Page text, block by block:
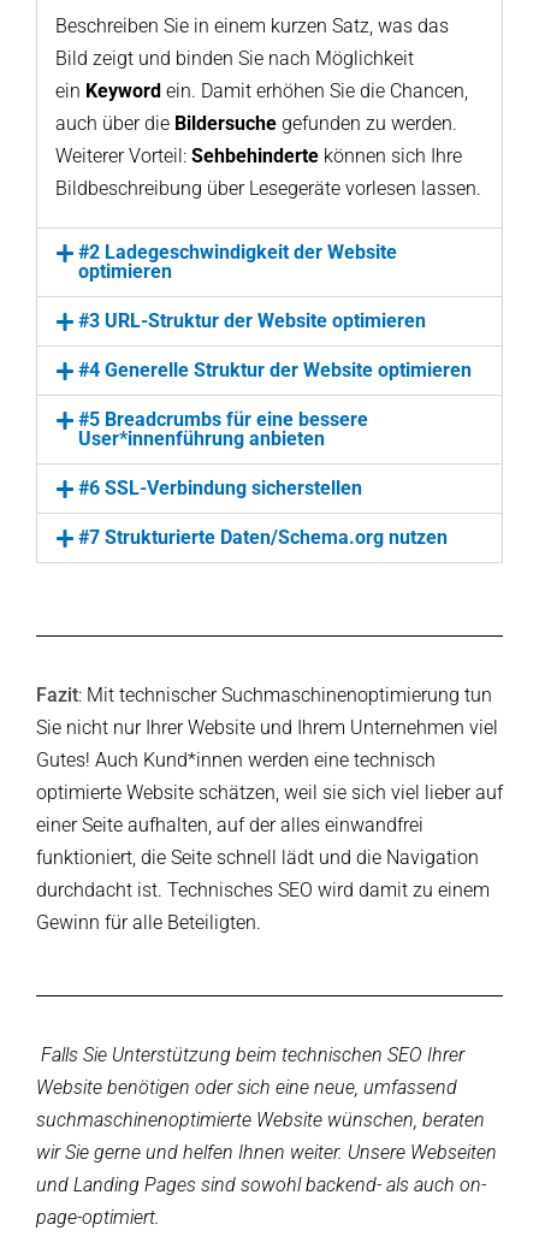
Beschreiben Sie in einem kurzen Satz, was das
Bild zeigt und binden Sie nach Möglichkeit
ein Keyword ein. Damit erhöhen Sie die Chancen,
auch über die Bildersuche gefunden zu werden.
Weiterer Vorteil: Sehbehinderte können sich Ihre
Bildbeschreibung über Lesegeräte vorlesen lassen.
#2 Ladegeschwindigkeit der Website
optimieren
#3 URL-Struktur der Website optimieren
#4 Generelle Struktur der Website optimieren
#5 Breadcrumbs für eine bessere
User*innenführung anbieten
#6 SSL-Verbindung sicherstellen
#7 Strukturierte Daten/Schema.org nutzen
Fazit: Mit technischer Suchmaschinenoptimierung tun
Sie nicht nur Ihrer Website und Ihrem Unternehmen viel
Gutes! Auch Kund*innen werden eine technisch
optimierte Website schätzen, weil sie sich viel lieber auf
einer Seite aufhalten, auf der alles einwandfrei
funktioniert, die Seite schnell lädt und die Navigation
durchdacht ist. Technisches SEO wird damit zu einem
Gewinn für alle Beteiligten.
Falls Sie Unterstützung beim technischen SEO Ihrer
Website benötigen oder sich eine neue, umfassend
suchmaschinenoptimierte Website wünschen, beraten
wir Sie gerne und helfen Ihnen weiter. Unsere Webseiten
und Landing Pages sind sowohl backend- als auch on-
page-optimiert.